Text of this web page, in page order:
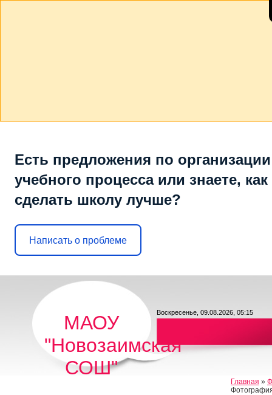
Есть предложения по организации
учебного процесса или знаете, как
сделать школу лучше?
Написать о проблеме
МАОУ
"Новозаимская
СОШ"
Воскресенье, 09.08.2026, 05:15
Главная »